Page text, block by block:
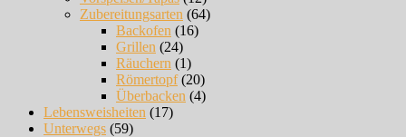
Zubereitungsarten (64)
Backofen (16)
Grillen (24)
Räuchern (1)
Römertopf(20)
Überbacken (4)
Lebensweisheiten (17)
Unterwegs (59)